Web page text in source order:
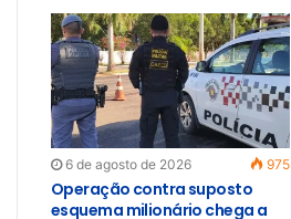
6 de agosto de 2026 975
Operação contra suposto
esquema milionário chega a